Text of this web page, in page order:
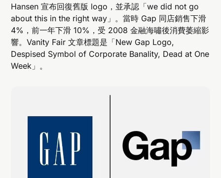
Hansen 宣布回復舊版 logo，並承認「we did not go
about this in the right way」。當時 Gap 同店銷售下滑
4%，前一年下滑 10%，受 2008 金融海嘯後消費萎縮影
響。Vanity Fair 文章標題是「New Gap Logo,
Despised Symbol of Corporate Banality, Dead at One
Week」。